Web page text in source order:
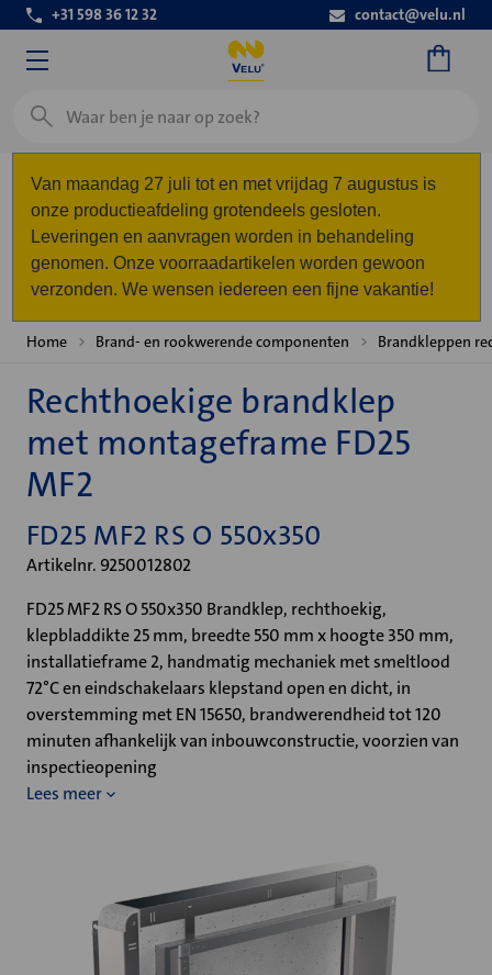
+31 598 36 12 32 contact@velu.nl
Zoeken
Van maandag 27 juli tot en met vrijdag 7 augustus is
onze productieafdeling grotendeels gesloten.
Leveringen en aanvragen worden in behandeling
genomen. Onze voorraadartikelen worden gewoon
verzonden. We wensen iedereen een fijne vakantie!
Home Brand- en rookwerende componenten Brandkleppen
Rechthoekige brandklep
met montageframe FD25
MF2
FD25 MF2 RS O 550x350
Artikelnr. 9250012802
FD25 MF2 RS O 550x350 Brandklep, rechthoekig,
klepbladdikte 25 mm, breedte 550 mm x hoogte 350 mm,
installatieframe 2, handmatig mechaniek met smeltlood
72°C en eindschakelaars klepstand open en dicht, in
overstemming met EN 15650, brandwerendheid tot 120
minuten afhankelijk van inbouwconstructie, voorzien van
inspectieopening
Lees meer